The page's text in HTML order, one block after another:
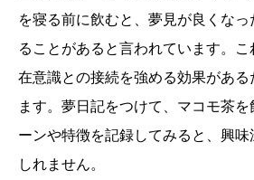
を寝る前に飲むと、夢見が良くな
ることがあると言われています。
在意識との接続を強める効果があ
ます。夢日記をつけて、マコモ茶
ーンや特徴を記録してみると、興
しれません。